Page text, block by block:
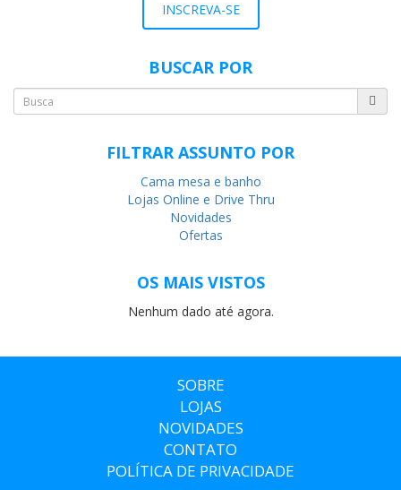
INSCREVA-SE
BUSCAR POR
FILTRAR ASSUNTO POR
Cama mesa e banho
Lojas Online e Drive Thru
Novidades
Ofertas
OS MAIS VISTOS
Nenhum dado até agora.
SOBRE
LOJAS
NOVIDADES
CONTATO
POLÍTICA DE PRIVACIDADE